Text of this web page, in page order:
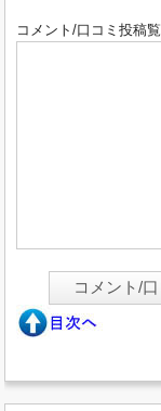
コメント/口コミ投稿覧